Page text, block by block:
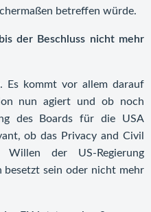
betreffen würde.
der Beschluss nicht mehr
Es kommt vor allem darauf
nun agiert und ob noch
des Boards für die USA
ob das Privacy and Civil
der US-Regierung
besetzt sein oder nicht mehr